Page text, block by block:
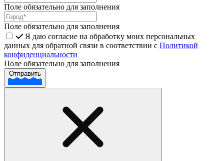
Поле обязательно для заполнения
Поле обязательно для заполнения
Я даю согласие на обработку моих персональных
данных для обратной связи в соответствии с Политикой
конфиденциальности
Поле обязательно для заполнения
Отправить